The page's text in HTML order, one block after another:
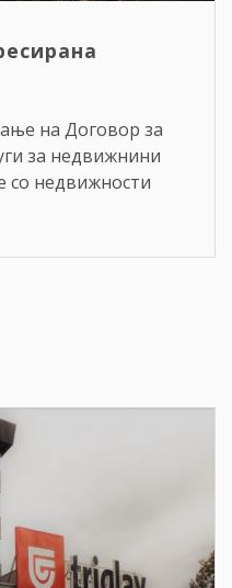
на Договор за
за недвижнини
со недвижности